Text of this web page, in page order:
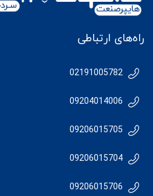
راه‌های ارتباطی
02191005782
09204014006
09206015705
09206015704
09206015706